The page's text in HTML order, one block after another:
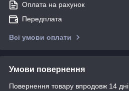
Оплата на рахунок
Передплата
Всі умови оплати
Умови повернення
Повернення товару впродовж 14